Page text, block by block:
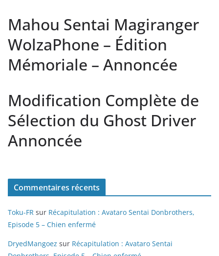
Mahou Sentai Magiranger
WolzaPhone – Édition
Mémoriale – Annoncée
Modification Complète de
Sélection du Ghost Driver
Annoncée
Commentaires récents
Toku-FR sur Récapitulation : Avataro Sentai Donbrothers,
Episode 5 – Chien enfermé
DryedMangoez sur Récapitulation : Avataro Sentai